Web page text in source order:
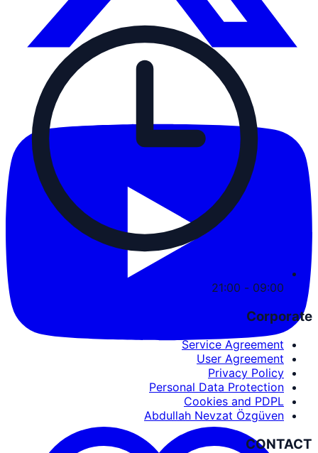
09:00 - 21:00
Corporate
Service Agreement
User Agreement
Privacy Policy
Personal Data Protection
Cookies and PDPL
Abdullah Nevzat Özgüven
CONTACT